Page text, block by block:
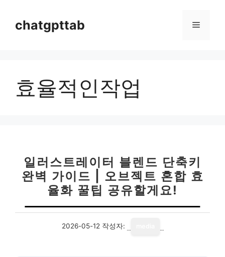
chatgpttab 메
효율적인작업
일러스트레이터 블렌드 단축키
완벽 가이드 | 오브젝트 혼합 효
율화 꿀팁 공유할게요!
2026-05-12 작성자: